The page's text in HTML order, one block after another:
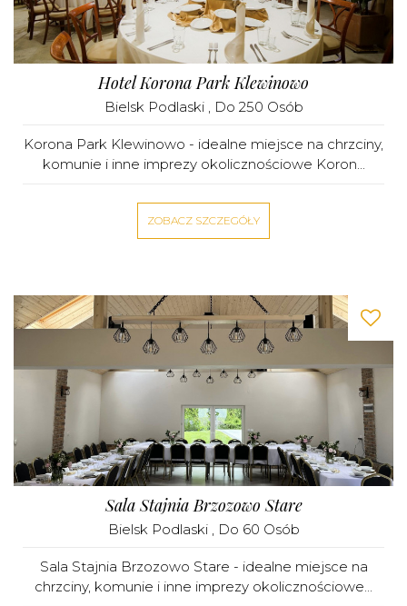
Hotel Korona Park Klewinowo
Bielsk Podlaski , Do 250 Osób
Korona Park Klewinowo - idealne miejsce na chrzciny,
komunie i inne imprezy okolicznościowe Koron...
ZOBACZ SZCZEGÓŁY
Sala Stajnia Brzozowo Stare
Bielsk Podlaski , Do 60 Osób
Sala Stajnia Brzozowo Stare - idealne miejsce na
chrzciny, komunie i inne imprezy okolicznościowe...